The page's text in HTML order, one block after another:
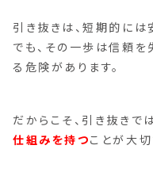
引き抜きは、短期的には
でも、その一歩は信頼
る危険があります。
だからこそ、引き抜きで
仕組みを持つことが大切